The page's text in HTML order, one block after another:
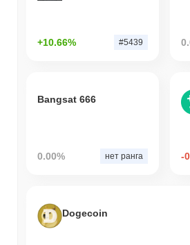
+10.66% #5439
Bangsat 666
0.00% нет ранга -
Dogecoin